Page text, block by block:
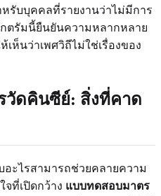
รับบุคคลที่รายงานว่าไม่มีการ
ตรัมนี้ยืนยันความหลากหลาย
ห็นว่าเพศวิถีไม่ใช่เรื่องของ
วัดคินซีย์: สิ่งที่คาด
อะไรสามารถช่วยคลายความ
ที่เปิดกว้าง แบบทดสอบมาตร